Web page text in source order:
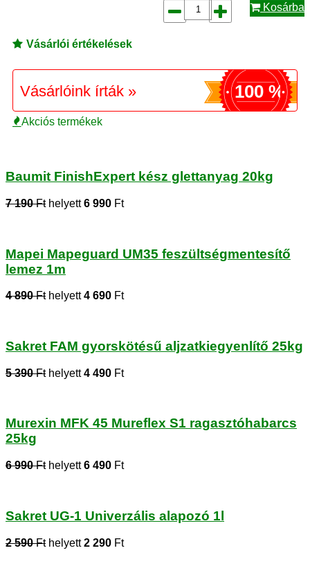
Kosárba
Vásárlói értékelések
Vásárlóink írták » 100 %
Akciós termékek
Baumit FinishExpert kész glettanyag 20kg
7 190 Fthelyett6 990 Ft
Mapei Mapeguard UM35 feszültségmentesítő
lemez 1m
4 890 Fthelyett4 690 Ft
Sakret FAM gyorskötésű aljzatkiegyenlítő 25kg
5 390 Fthelyett4 490 Ft
Murexin MFK 45 Mureflex S1 ragasztóhabarcs
25kg
6 990 Fthelyett6 490 Ft
Sakret UG-1 Univerzális alapozó 1l
2 590 Fthelyett2 290 Ft